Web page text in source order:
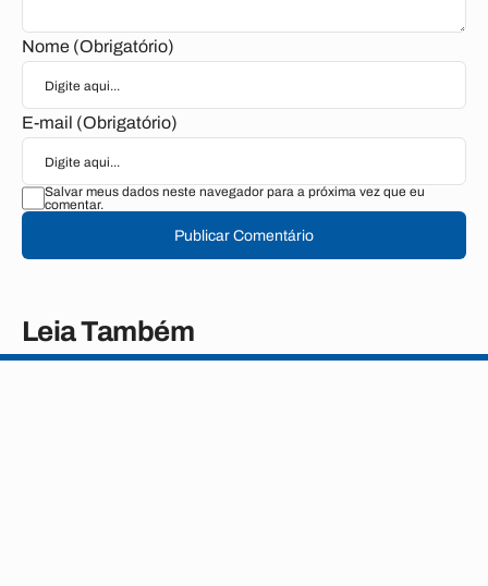
Nome (Obrigatório)
E-mail (Obrigatório)
Salvar meus dados neste navegador para a próxima vez que eu
comentar.
Publicar Comentário
Leia Também